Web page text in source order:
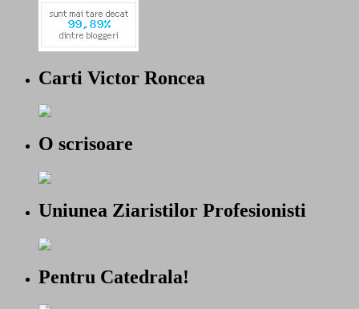
Carti Victor Roncea
O scrisoare
Uniunea Ziaristilor Profesionisti
Pentru Catedrala!